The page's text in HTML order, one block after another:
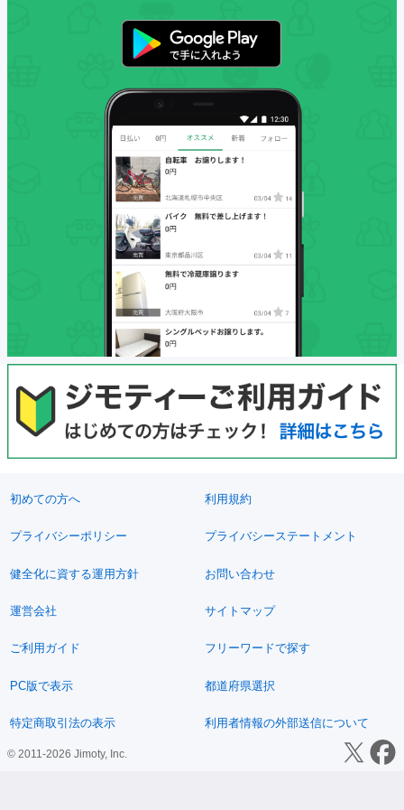
初めての方へ 利用規約
プライバシーポリシー プライバシーステートメント
健全化に資する運用方針 お問い合わせ
運営会社 サイトマップ
ご利用ガイド フリーワードで探す
PC版で表示 都道府県選択
特定商取引法の表示 利用者情報の外部送信について
© 2011-2026 Jimoty, Inc.